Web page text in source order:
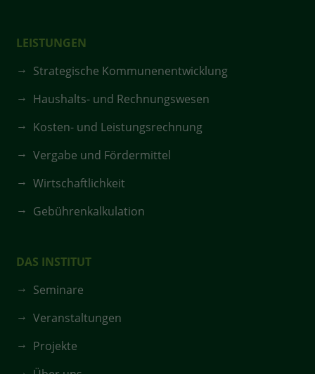
LEISTUNGEN
Strategische Kommunenentwicklung
Haushalts- und Rechnungswesen
Kosten- und Leistungsrechnung
Vergabe und Fördermittel
Wirtschaftlichkeit
Gebührenkalkulation
DAS INSTITUT
Seminare
Veranstaltungen
Projekte